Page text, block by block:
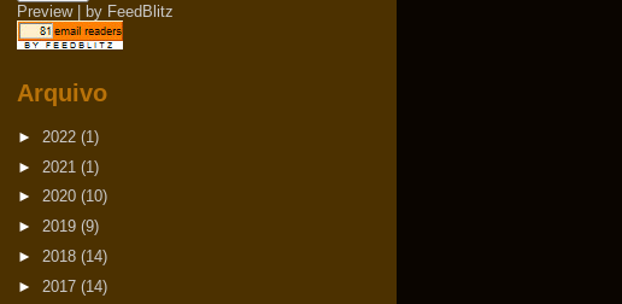
Preview| by FeedBlitz
Arquivo
► 2022 (1)
► 2021 (1)
► 2020 (10)
► 2019 (9)
► 2018 (14)
► 2017 (14)